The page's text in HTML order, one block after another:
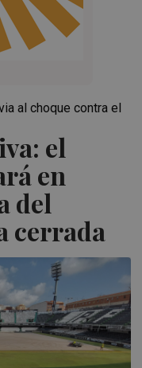
el
en
del
cerrada
al choque contra el